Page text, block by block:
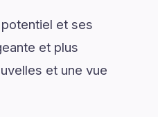
et ses
et plus
et une vue